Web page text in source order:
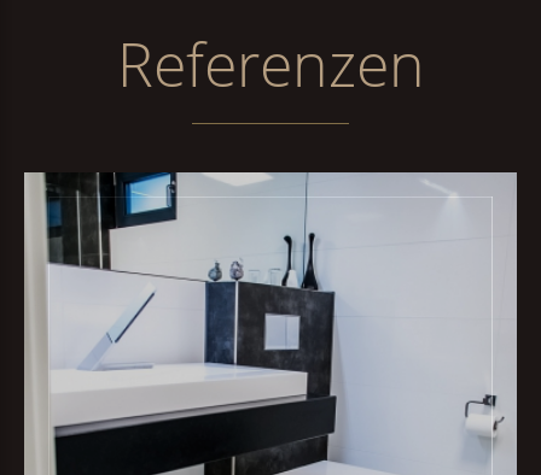
Referenzen